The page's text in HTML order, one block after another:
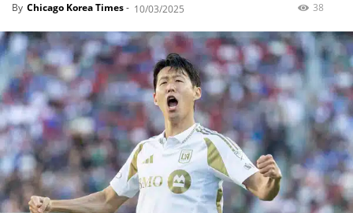
By Chicago Korea Times- 10/03/2025 38